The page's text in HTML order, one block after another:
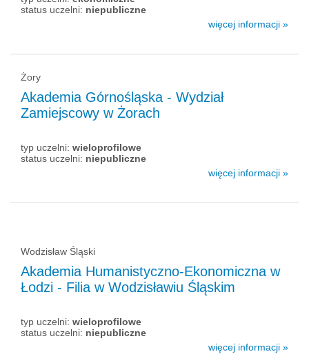
status uczelni: niepubliczne
więcej informacji »
Żory
Akademia Górnośląska - Wydział
Zamiejscowy w Żorach
typ uczelni: wieloprofilowe
status uczelni: niepubliczne
więcej informacji »
Wodzisław Śląski
Akademia Humanistyczno-Ekonomiczna w
Łodzi - Filia w Wodzisławiu Śląskim
typ uczelni: wieloprofilowe
status uczelni: niepubliczne
więcej informacji »